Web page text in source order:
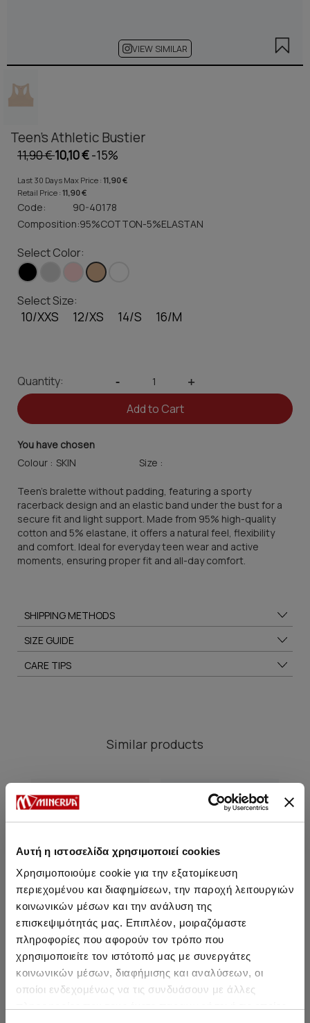
Αυτή η ιστοσελίδα χρησιμοποιεί cookies
Χρησιμοποιούμε cookie για την εξατομίκευση
περιεχομένου και διαφημίσεων, την παροχή λειτουργιών
κοινωνικών μέσων και την ανάλυση της
επισκεψιμότητάς μας. Επιπλέον, μοιραζόμαστε
πληροφορίες που αφορούν τον τρόπο που
χρησιμοποιείτε τον ιστότοπό μας με συνεργάτες
κοινωνικών μέσων, διαφήμισης και αναλύσεων, οι
οποίοι ενδεχομένως να τις συνδυάσουν με άλλες
VIEW SIMILAR
Teen's Athletic Bustier
11,90 €10,10 €-15%
Last 30 Days Max Price : 11,90 €
Retail Price : 11,90 €
Code:
90-40178
Composition:95%COTTON-5%ELASTAN
Select Color:
Select Size:
10/XXS 12/XS 14/S 16/M
Quantity: - +
Add to Cart
You have chosen
Colour :
Size :
Teen's bralette without padding, featuring a sporty
racerback design and an elastic band under the bust for a
secure fit and light support. Made from 95% high-quality
cotton and 5% elastane, it offers a natural feel, flexibility
and comfort. Ideal for everyday teen wear and active
moments, ensuring proper fit and all-day comfort.
SHIPPING METHODS
SIZE GUIDE
CARE TIPS
Similar products
Long Sleeve Girls'
Undershirt / Top
From 9,05 € to 10,95 €
Teen's Triangle Bra without
padding
14,20 €12,05 €-15%